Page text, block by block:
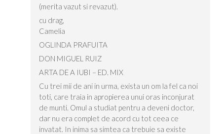
(merita vazut si revazut).
cu drag,
Camelia
OGLINDA PRAFUITA
DON MIGUEL RUIZ
ARTA DE A IUBI – ED. MIX
Cu trei mii de ani in urma, exista un om la fel ca noi
toti, care traia in apropierea unui oras inconjurat
de munti. Omul a studiat pentru a deveni doctor,
dar nu era complet de acord cu tot ceea ce
invatat. In inima sa simtea ca trebuie sa existe